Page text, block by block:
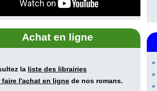
Achat en ligne
la liste des librairies
faire l'achat en ligne de nos romans.
»
»
»